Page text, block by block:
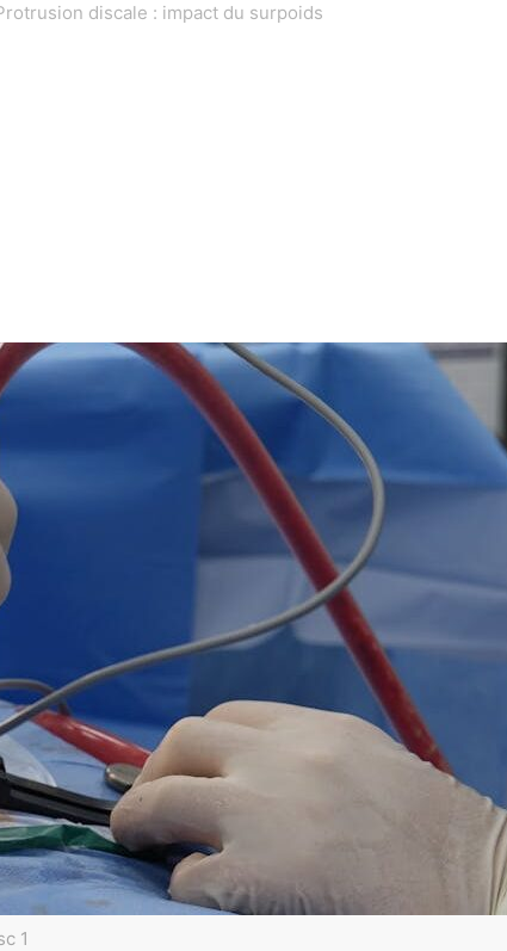
discale : impact du surpoids
1